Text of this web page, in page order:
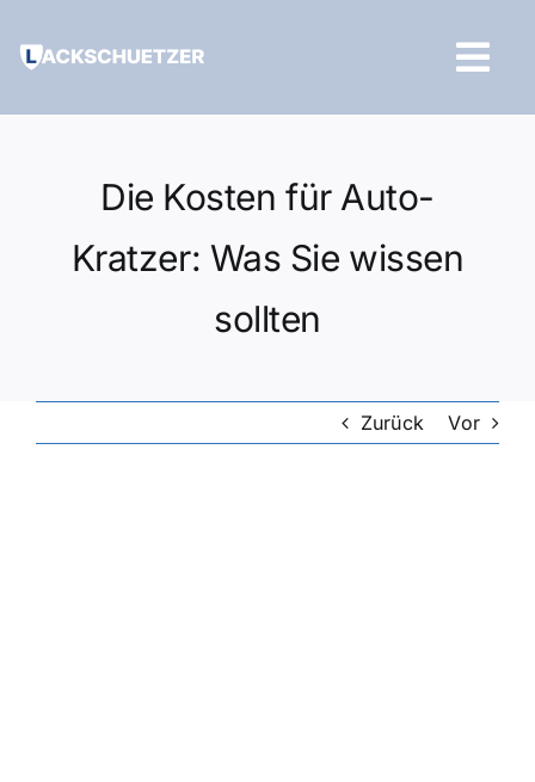
Inhalt
Die Kosten für Auto-
Kratzer: Was Sie wissen
sollten
Zurück Vor